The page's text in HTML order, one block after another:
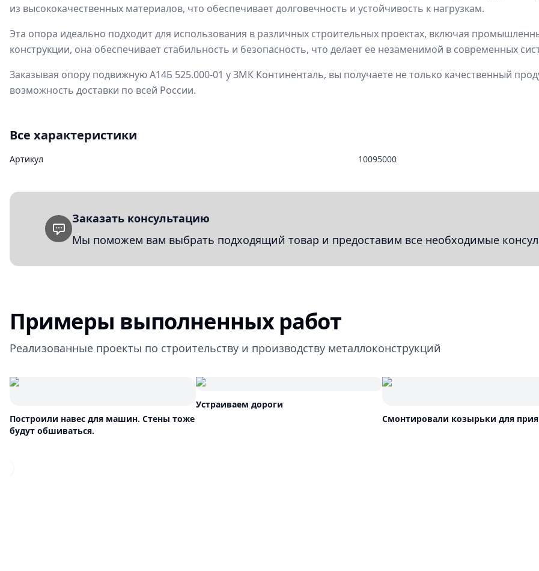
из высококачественных материалов, что обеспечивает долговечность и устойчивость к нагрузкам.
Эта опора идеально подходит для использования в различных строительных проектах, включая
конструкции, она обеспечивает стабильность и безопасность, что делает ее незаменимой в современных
Заказывая опору подвижную А14Б 525.000-01 у ЗМК Континенталь, вы получаете не только качественный
возможность доставки по всей России.
Все характеристики
Артикул 10095000
Заказать консультацию
Мы поможем вам выбрать подходящий товар и предоставим все необходимые
Примеры выполненных работ
Реализованные проекты по строительству и производству металлоконструкций
Построили навес для машин. Стены тоже
будут обшиваться.
Устраиваем дороги
Смонтировали козырьки для